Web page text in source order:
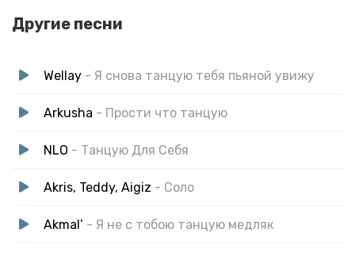
Другие песни
Wellay - Я снова танцую тебя пьяной увижу
Arkusha - Прости что танцую
NLO - Танцую Для Себя
Akris, Teddy, Aigiz - Соло
Akmal’ - Я не с тобою танцую медляк